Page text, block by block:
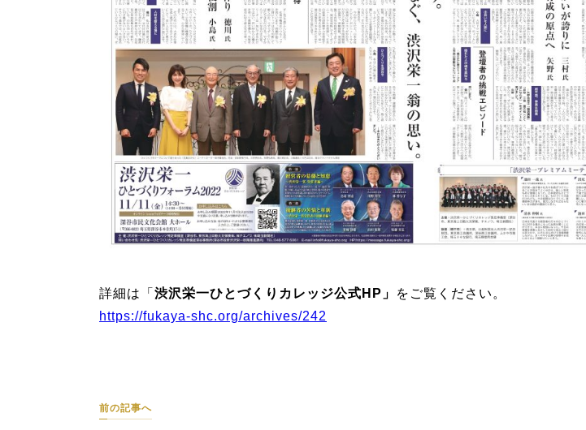
詳細は「 渋沢栄一ひとづくりカレッジ公式HP」
をご覧ください。
https://fukaya-shc.org/archives/242
前の記事へ